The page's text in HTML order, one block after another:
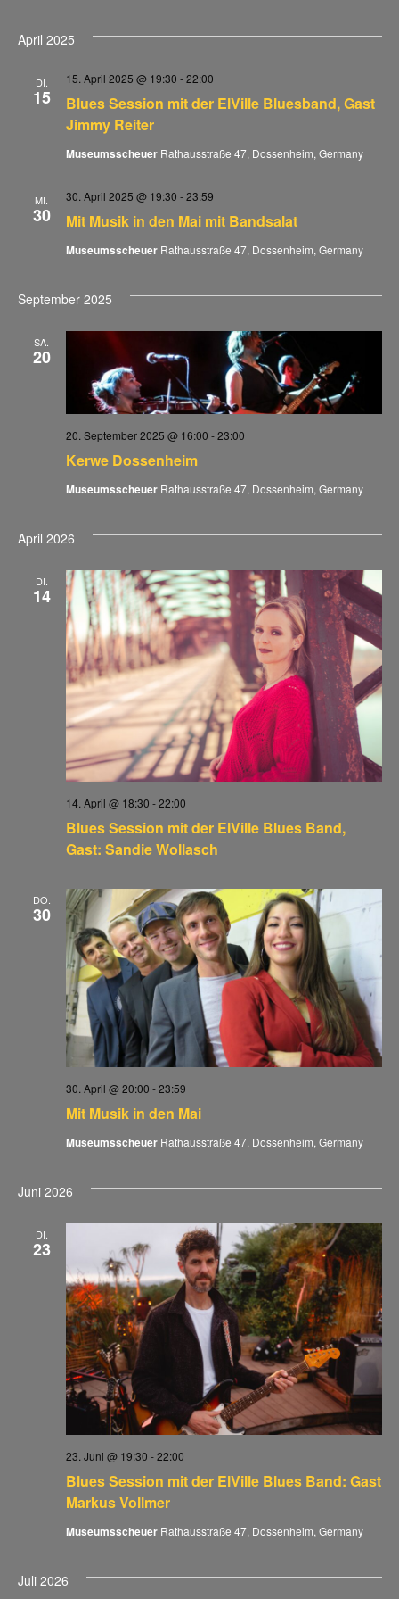
wählen.
April 2025
DI.
15
Blues Session mit der ElVille Bluesband, Gast
Jimmy Reiter
15. April 2025 @ 19:30 -22:00
Museumsscheuer Rathausstraße 47, Dossenheim, Germany
MI.
30 Mit Musik in den Mai mit Bandsalat
30. April 2025 @ 19:30 -23:59
Museumsscheuer Rathausstraße 47, Dossenheim, Germany
September 2025
SA.
20
Kerwe Dossenheim
20. September 2025 @ 16:00 -23:00
Museumsscheuer Rathausstraße 47, Dossenheim, Germany
April 2026
DI.
14
Blues Session mit der ElVille Blues Band,
Gast: Sandie Wollasch
14. April @ 18:30 -22:00
DO.
30
Mit Musik in den Mai
30. April @ 20:00 -23:59
Museumsscheuer Rathausstraße 47, Dossenheim, Germany
Juni 2026
DI.
23
Blues Session mit der ElVille Blues Band: Gast
Markus Vollmer
23. Juni @ 19:30 -22:00
Museumsscheuer Rathausstraße 47, Dossenheim, Germany
Juli 2026